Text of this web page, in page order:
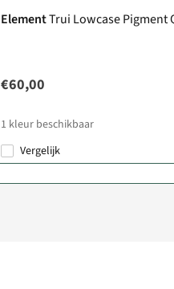
ElementTrui Lowcase Pigment
€60,00
1 kleur beschikbaar
Vergelijk